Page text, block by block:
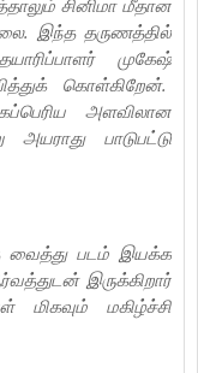
இந்த தருணத்தில்
முகேஷ்
கொள்கிறேன்.
அளவிலான
பாடுபட்டு
வைத்து படம் இயக்க
இருக்கிறார்
மகிழ்ச்சி